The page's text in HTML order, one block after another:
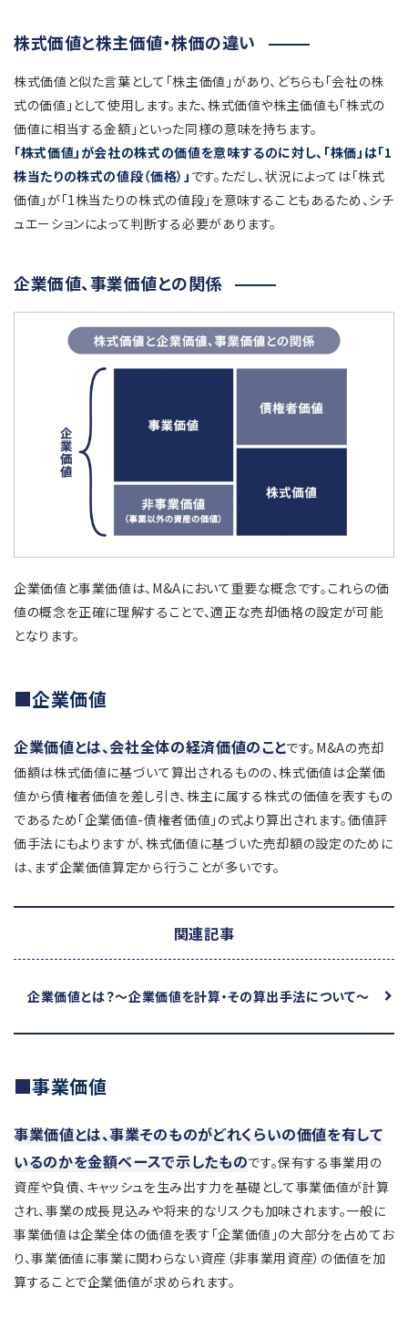
株式価値と株主価値・株価の違い
株式価値と似た言葉として「株主価値」があり、どちらも「会社の株
式の価値」として使用します。また、株式価値や株主価値も「株式の
価値に相当する金額」といった同様の意味を持ちます。
「株式価値」が会社の株式の価値を意味するのに対し、「株価」は「1
株当たりの株式の値段（価格）」 です。ただし、状況によっては「株式
価値」が「1株当たりの株式の値段」を意味することもあるため、シチ
ュエーションによって判断する必要があります。
企業価値、事業価値との関係
企業価値と事業価値は、M&Aにおいて重要な概念です。これらの価
値の概念を正確に理解することで、適正な売却価格の設定が可能
となります。
企業価値
企業価値とは、会社全体の経済価値のことです。M&Aの売却
価額は株式価値に基づいて算出されるものの、株式価値は企業価
値から債権者価値を差し引き、株主に属する株式の価値を表すもの
であるため「企業価値-債権者価値」の式より算出されます。価値評
価手法にもよりますが、株式価値に基づいた売却額の設定のために
は、まず企業価値算定から行うことが多いです。
関連記事
企業価値とは？～企業価値を計算・その算出手法について～
事業価値
事業価値とは、事業そのものがどれくらいの価値を有して
いるのかを金額ベースで示したものです。保有する事業用の
資産や負債、キャッシュを生み出す力を基礎として事業価値が計算
され、事業の成長見込みや将来的なリスクも加味されます。一般に
事業価値は企業全体の価値を表す「企業価値」の大部分を占めてお
り、事業価値に事業に関わらない資産（非事業用資産）の価値を加
算することで企業価値が求められます。